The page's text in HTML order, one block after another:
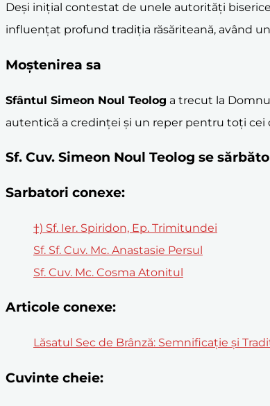
Deși inițial contestat de unele autorități
influențat profund tradiția răsăriteană, având
Moștenirea sa
Sfântul Simeon Noul Teolog a trecut la
autentică a credinței și un reper pentru toți cei
Sf. Cuv. Simeon Noul Teolog se
Sarbatori conexe:
†) Sf. Ier. Spiridon, Ep. Trimitundei
Sf. Sf. Cuv. Mc. Anastasie Persul
Sf. Cuv. Mc. Cosma Atonitul
Articole conexe:
Lăsatul Sec de Brânză: Semnificație și
Cuvinte cheie: